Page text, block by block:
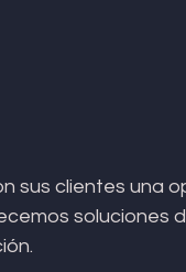
sus clientes una
soluciones